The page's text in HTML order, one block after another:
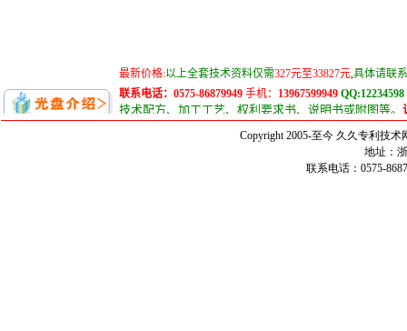
Copyright 2005-至今 久久专利技
地址：
联系电话：0575-